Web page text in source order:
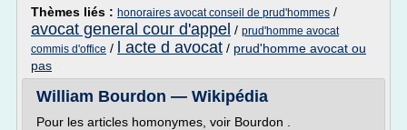
Thèmes liés : honoraires avocat conseil de prud'hommes /
avocat general cour d'appel / prud'homme avocat
commis d'office / l acte d avocat / prud'homme avocat ou
pas
William Bourdon — Wikipédia
Pour les articles homonymes, voir Bourdon .